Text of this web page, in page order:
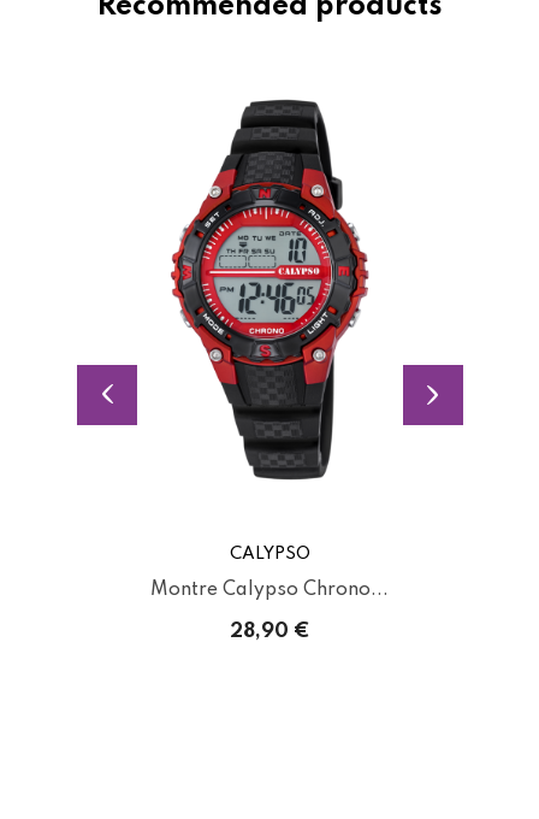
Recommended products
CALYPSO
Montre Calypso Chrono...
28,90 €